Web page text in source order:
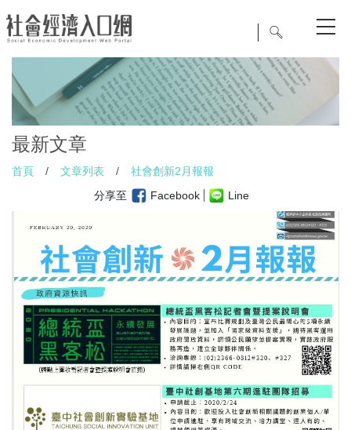
最新文章
首頁 / 文章列表 /
社會創新2月報報
分享至
Facebook Line